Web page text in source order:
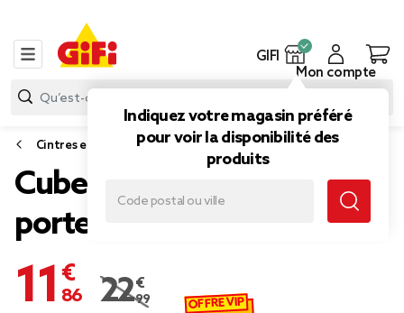
GIFI
Indiquez votre magasin préféré
pour voir la disponibilité des
produits
Mon compte
Cintres et accessoires dressing
Cube de rangement 1
porte pin naturel
11,86 €
Prix remisé de 22,99 € à 11,86
22,99 € OFFRE VIP